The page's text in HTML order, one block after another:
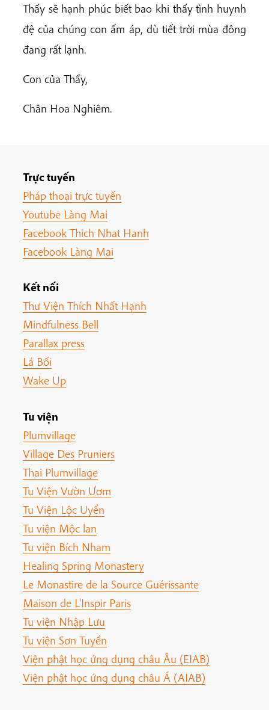
Thầy sẽ hạnh phúc biết bao khi thấy tình huynh
đệ của chúng con ấm áp, dù tiết trời mùa đông
đang rất lạnh.
Con của Thầy,
Chân Hoa Nghiêm.
Trực tuyến
Pháp thoại trực tuyến
Youtube Làng Mai
Facebook Thich Nhat Hanh
Facebook Làng Mai
Kết nối
Thư Viện Thích Nhất Hạnh
Mindfulness Bell
Parallax press
Lá Bối
Wake Up
Tu viện
Plumvillage
Village Des Pruniers
Thai Plumvillage
Tu Viện Vườn Ươm
Tu Viện Lộc Uyển
Tu viện Mộc lan
Tu viện Bích Nham
Healing Spring Monastery
Le Monastire de la Source Guérissante
Maison de L'Inspir Paris
Tu viện Nhập Lưu
Tu viện Sơn Tuyền
Viện phật học ứng dụng châu Âu (EIAB)
Viện phật học ứng dụng châu Á (AIAB)